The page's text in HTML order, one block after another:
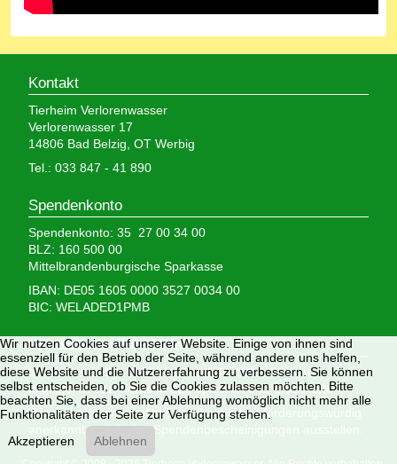
Kontakt
Tierheim Verlorenwasser
Verlorenwasser 17
14806 Bad Belzig, OT Werbig
Tel.: 033 847 - 41 890
Spendenkonto
Spendenkonto: 35 27 00 34 00
BLZ: 160 500 00
Mittelbrandenburgische Sparkasse
IBAN: DE05 1605 0000 3527 0034 00
BIC: WELADED1PMB
Wir brauchen Ihre Hilfe,
denn wir erhalten keinerlei staatliche Hilfe, sondern
finanzieren das Tierheim aus Spenden und Erbschaften.
Wir sind als gemeinnützig und besonders förderungswürdig
anerkannt und dürfen Spendenbescheinigungen ausstellen.
Wir nutzen Cookies auf unserer Website. Einige von ihnen sind
essenziell für den Betrieb der Seite, während andere uns helfen,
diese Website und die Nutzererfahrung zu verbessern. Sie können
selbst entscheiden, ob Sie die Cookies zulassen möchten. Bitte
beachten Sie, dass bei einer Ablehnung womöglich nicht mehr alle
Funktionalitäten der Seite zur Verfügung stehen.
Akzeptieren
Ablehnen